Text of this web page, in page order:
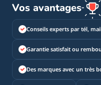
Vos avantages
Conseils experts par tél,
Garantie satisfait ou
Des marques avec un très